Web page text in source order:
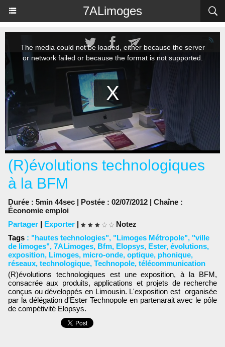
7ALimoges
(R)évolutions technologiques
à la BFM
Durée : 5min 44sec | Postée : 02/07/2012 | Chaîne :
Économie emploi
Partager | Exporter |
Notez
Tags : "hautes technologies", "Limoges Métropole", "ville
de limoges", 7ALimoges, Bfm, Elopsys, Ester, évolutions,
exposition, Limoges, micro-onde, optique, phonique,
réseaux, technologique, Technopole, télécommunication
(R)évolutions technologiques est une exposition, à la BFM,
consacrée aux produits, applications et projets de recherche
conçus ou développés en Limousin. L'exposition est organisée
par la délégation d'Ester Technopole en partenarait avec le pôle
de compétivité Elopsys.